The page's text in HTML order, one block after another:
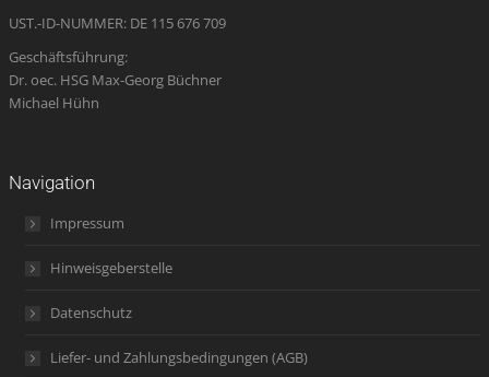
UST.-ID-NUMMER: DE 115 676 709
Geschäftsführung:
Dr. oec. HSG Max-Georg Büchner
Michael Hühn
Navigation
Impressum
Hinweisgeberstelle
Datenschutz
Liefer- und Zahlungsbedingungen (AGB)